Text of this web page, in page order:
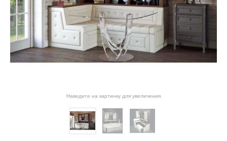
Наведите на картинку для увеличения